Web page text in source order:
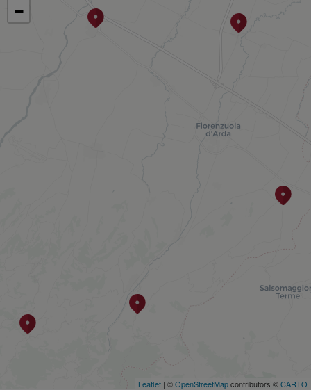
−
Leaflet | ©OpenStreetMapcontributors ©CARTO